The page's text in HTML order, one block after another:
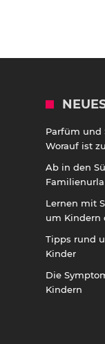
Parfüm und
Worauf ist
Ab in den
Lernen mit
um Kindern
Tipps rund
Kinder
Die
Kindern